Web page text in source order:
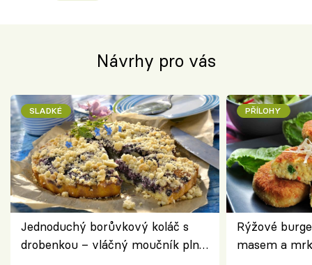
Návrhy pro vás
SLADKÉ
Jednoduchý borůvkový koláč s
drobenkou – vláčný moučník plný
PŘÍLOHY
Rýžové
masem a